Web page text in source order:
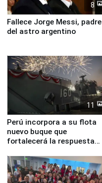
8
Fallece Jorge Messi, padre
del astro argentino
11
Perú incorpora a su flota
nuevo buque que
fortalecerá la respuesta